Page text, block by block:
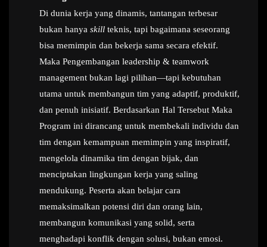
Di dunia kerja yang dinamis, tantangan terbesar
bukan hanya skill teknis, tapi bagaimana seseorang
bisa memimpin dan bekerja sama secara efektif.
Maka Pengembangan leadership & teamwork
management bukan lagi pilihan—tapi kebutuhan
utama untuk membangun tim yang adaptif, produktif,
dan penuh inisiatif. Berdasarkan Hal Tersebut Maka
Program ini dirancang untuk membekali individu dan
tim dengan kemampuan memimpin yang inspiratif,
mengelola dinamika tim dengan bijak, dan
menciptakan lingkungan kerja yang saling
mendukung. Peserta akan belajar cara
memaksimalkan potensi diri dan orang lain,
membangun komunikasi yang solid, serta
menghadapi konflik dengan solusi, bukan emosi.